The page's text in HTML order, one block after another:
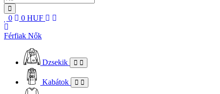
0 0 HUF
Férfiak Nők
Dzsekik
Kabátok